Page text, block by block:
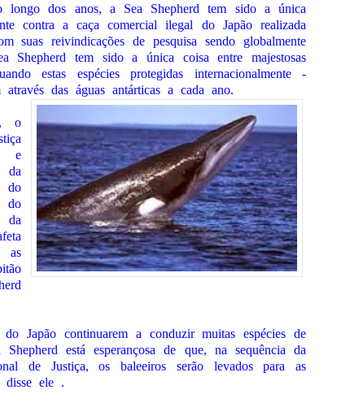
longo dos anos, a Sea Shepherd tem sido a única
contra a caça comercial ilegal do Japão realizada
suas reivindicações de pesquisa sendo globalmente
Shepherd tem sido a única coisa entre majestosas
estas espécies protegidas internacionalmente -
das águas antárticas a cada ano.
, o
e
da
do
da
as
Japão continuarem a conduzir muitas espécies de
está esperançosa de que, na sequência da
de Justiça, os baleeiros serão levados para as
disse ele .